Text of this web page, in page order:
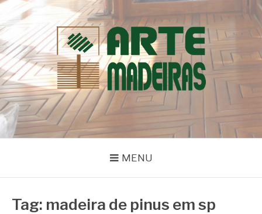
Pular
para
o
conteúdo
BLOG | ARTE
MADEIRAS
Dicas e Novidades sobre Madeiras
MENU
Tag: madeira de pinus em sp